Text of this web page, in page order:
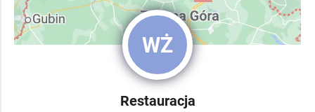
WŻ
Restauracja